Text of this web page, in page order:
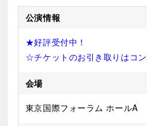
公演情報
★好評受付中！
☆チケットのお引き取りはコ
会場
東京国際フォーラム ホールA